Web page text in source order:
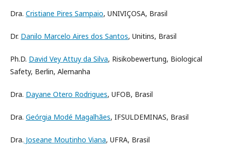
Dra. Cristiane Pires Sampaio, UNIVIÇOSA, Brasil
Dr. Danilo Marcelo Aires dos Santos, Unitins, Brasil
Ph.D. David Vey Attuy da Silva, Risikobewertung, Biological
Safety, Berlin, Alemanha
Dra. Dayane Otero Rodrigues, UFOB, Brasil
Dra. Geórgia Modé Magalhães, IFSULDEMINAS, Brasil
Dra. Joseane Moutinho Viana, UFRA, Brasil